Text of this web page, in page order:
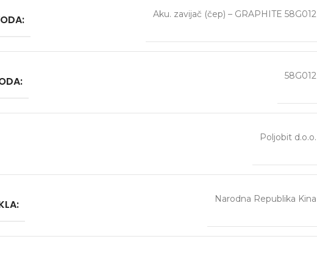
Aku. zavijač (čep) – GRAPHITE 58G012
58G012
Poljobit d.o.o.
Narodna Republika Kina